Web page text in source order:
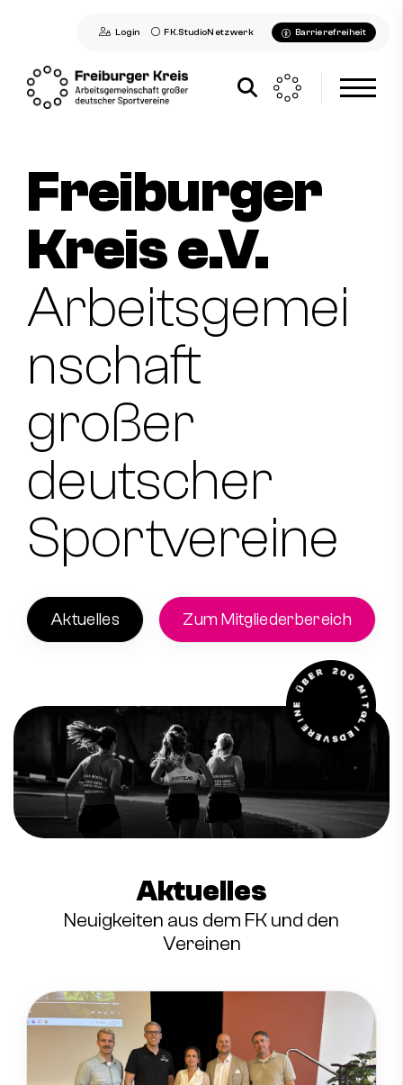
Login FK.StudioNetzwerk Barrierefreiheit
Freiburger
Kreis e.V.
Arbeitsgemei
nschaft
großer
deutscher
Sportvereine
Aktuelles Zum Mitgliederbereich
Ü
B
ER 200
M
I
T
G
L
I
E
D
S
V
E
R
E
I
N
E
Aktuelles
Neuigkeiten aus dem FK und den
Vereinen
Aktuelles
Freiburger Kreis
Mitglieder
Kontakt
Kontakt aufnehmen
Instagram